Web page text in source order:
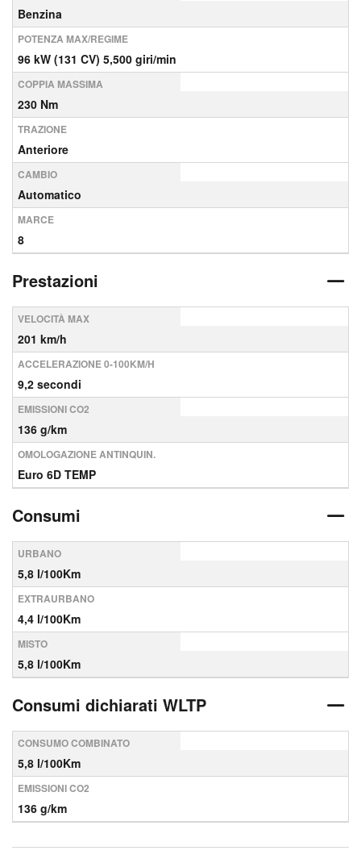
Benzina
POTENZA MAX/REGIME
96 kW (131 CV) 5,500 giri/min
COPPIA MASSIMA
230 Nm
TRAZIONE
Anteriore
CAMBIO
Automatico
MARCE
8
Prestazioni
VELOCITÀ MAX
201 km/h
ACCELERAZIONE 0-100KM/H
9,2 secondi
EMISSIONI CO2
136 g/km
OMOLOGAZIONE ANTINQUIN.
Euro 6D TEMP
Consumi
URBANO
5,8 l/100Km
EXTRAURBANO
4,4 l/100Km
MISTO
5,8 l/100Km
Consumi dichiarati WLTP
CONSUMO COMBINATO
5,8 l/100Km
EMISSIONI CO2
136 g/km